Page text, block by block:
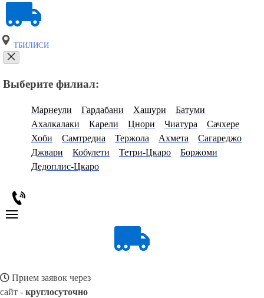
ТБИЛИСИ
Выберите филиал:
Марнеули Гардабани Хашури
Батуми
Ахалкалаки
Карели Цнори Чиатура
Сачхере
Хоби
Самтредиа Тержола Ахмета
Сагареджо
Джвари
Кобулети Тетри-Цкаро
Боржоми
Дедоплис-Цкаро
Прием заявок через
сайт - круглосуточно